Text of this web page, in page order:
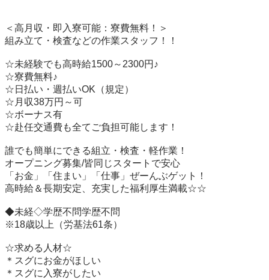
＜高月収・即入寮可能：寮費無料！＞
組み立て・検査などの作業スタッフ！！
☆未経験でも高時給1500～2300円♪
☆寮費無料♪
☆日払い・週払いOK（規定）
☆月収38万円～可
☆ボーナス有
☆赴任交通費も全てご負担可能します！
誰でも簡単にできる組立・検査・軽作業！
オープニング募集/皆同じスタートで安心
「お金」「住まい」「仕事」ぜーんぶゲット！
高時給＆長期安定、充実した福利厚生満載☆☆
◆未経◇学歴不問学歴不問
※18歳以上（労基法61条）
☆求める人材☆
＊スグにお金がほしい
＊スグに入寮がしたい